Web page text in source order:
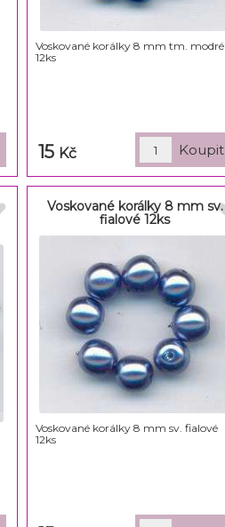
Voskované korálky 8 mm tm. modré
12ks
15 Kč
Voskované korálky 8 mm sv.
fialové 12ks
Voskované korálky 8 mm sv. fialové
12ks